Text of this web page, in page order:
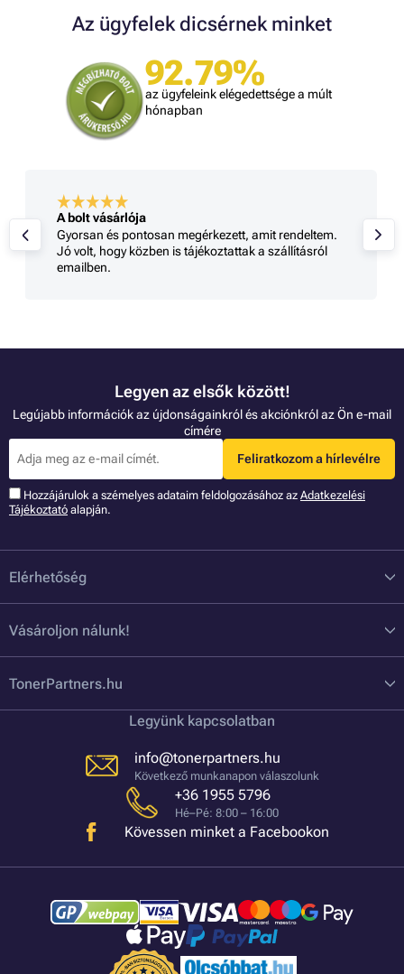
Az ügyfelek dicsérnek minket
92.79%
az ügyfeleink elégedettsége a múlt
hónapban
A bolt vásárlója
Gyorsan és pontosan megérkezett, amit rendeltem.
Jó volt, hogy közben is tájékoztattak a szállításról
emailben.
Legyen az elsők között!
Legújabb információk az újdonságainkról és akciónkról az Ön e-mail
címére
Feliratkozom a hírlevélre
Hozzájárulok a szémelyes adataim feldolgozásához az Adatkezelési
Tájékoztató alapján.
Elérhetőség
Vásároljon nálunk!
TonerPartners.hu
Legyünk kapcsolatban
info@tonerpartners.hu
Következő munkanapon válaszolunk
+36 1955 5796
Hé–Pé: 8:00 – 16:00
Kövessen minket a Facebookon